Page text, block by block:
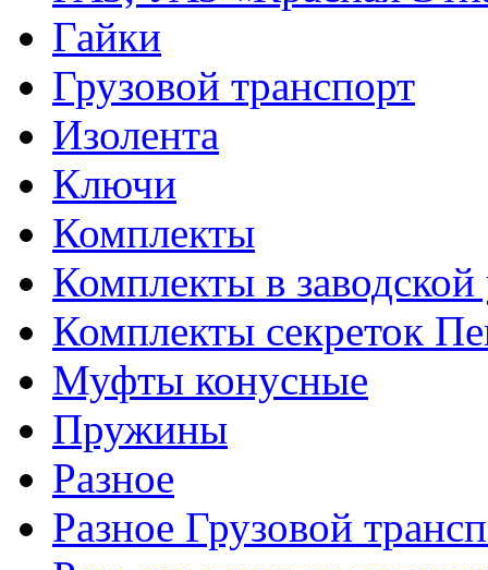
Гайки
Грузовой транспорт
Изолента
Ключи
Комплекты
Комплекты в заводской
Комплекты секреток
Муфты конусные
Пружины
Разное
Разное Грузовой